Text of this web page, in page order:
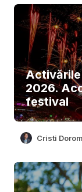
Activările
2026.
festival
Cristi